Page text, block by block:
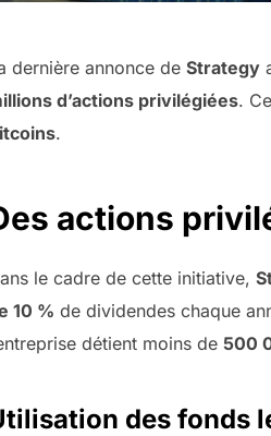
dernière annonce de Strategy
d’actions privilégiées.
.
actions
le cadre de cette initiative,
10 % de dividendes chaque
détient moins de 500
des fonds